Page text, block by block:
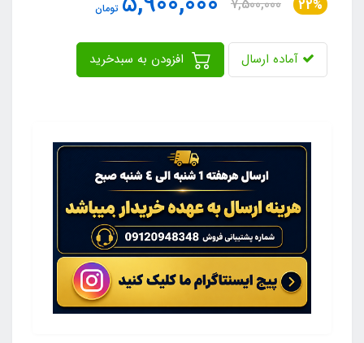
22%
7,500,000 تومان
آماده ارسال